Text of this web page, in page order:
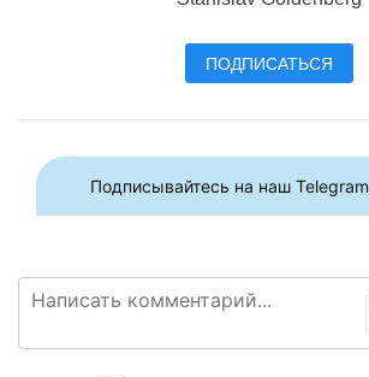
ПОДПИСАТЬСЯ
Подписывайтесь на наш Telegram